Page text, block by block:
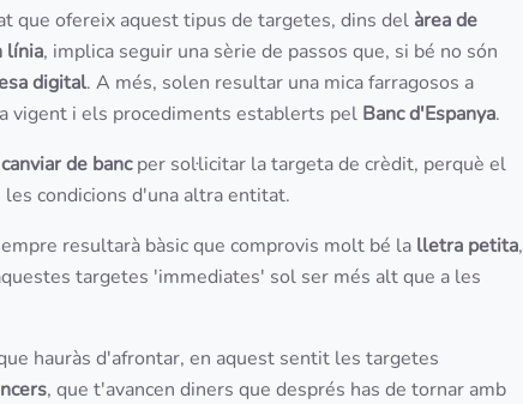
que ofereix aquest tipus de targetes, dins del àrea de
línia, implica seguir una sèrie de passos que, si bé no són
digital. A més, solen resultar una mica farragosos a
vigent i els procediments establerts pel Banc d'Espanya.
canviar de bancper sol·licitar la targeta de crèdit, perquè el
condicions d'una altra entitat.
resultarà bàsic que comprovis molt bé la lletra petita,
targetes 'immediates' sol ser més alt que a les
hauràs d'afrontar, en aquest sentit les targetes
, que t'avancen diners que després has de tornar amb